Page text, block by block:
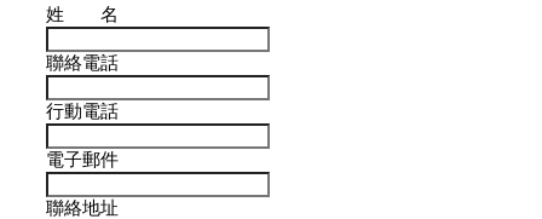
姓 名
聯絡電話
行動電話
電子郵件
聯絡地址